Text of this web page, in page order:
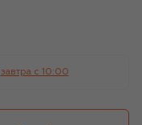
завтра c 10:00